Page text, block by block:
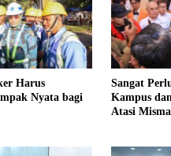
Harus
Nyata bagi
Sangat
Kampus
Atasi